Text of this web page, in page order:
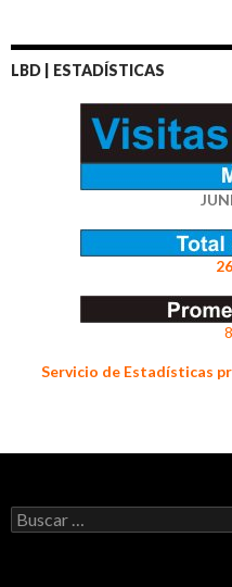
LBD | ESTADÍSTICAS
Servicio de Estadísticas
Buscar: